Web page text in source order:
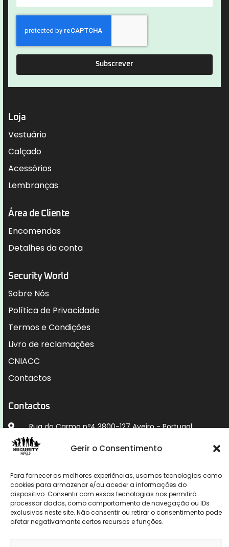
Gerir o Consentimento
Para fornecer as melhores experiências, usamos tecnologias como
cookies para armazenar e/ou aceder a informações do
dispositivo. Consentir com essas tecnologias nos permitirá
processar dados, como comportamento de navegação ou IDs
exclusivos neste site. Não consentir ou retirar o consentimento pode
afetar negativamante certos recursos e funções.
Subscrever
Loja
Vestuário
Calçado
Acessórios
Lembranças
Área de Cliente
Encomendas
Detalhes da conta
Security World
Sobre Nós
Política de Privacidade
Termos e Condições
Livro de reclamações
CNIACC
Contactos
Contactos
Rua do Carmo nº4 3800-127 Aveiro - Portugal
912 009 740 (Chamada para rede móvel nacional)